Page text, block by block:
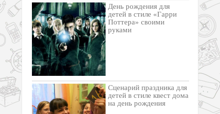
День рождения для
детей в стиле «Гарри
Поттера» своими
руками
Cценарий праздника для
детей в стиле квест дома
на день рождения